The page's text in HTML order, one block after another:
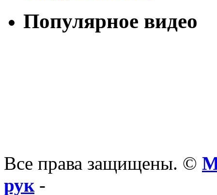
Популярное видео
Все права защищены. ©
рук-